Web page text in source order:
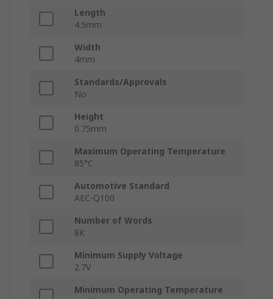
Length
4.5mm
Width
4mm
Standards/Approvals
No
Height
0.75mm
Maximum Operating Temperature
85°C
Automotive Standard
AEC-Q100
Number of Words
8K
Minimum Supply Voltage
2.7V
Minimum Operating Temperature